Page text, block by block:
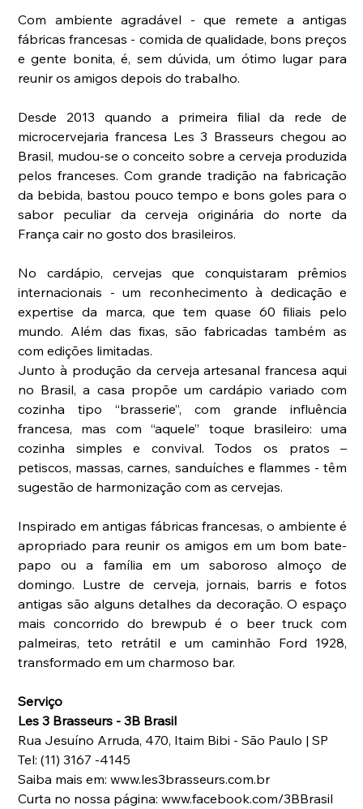
Com ambiente agradável - que remete a antigas
fábricas francesas - comida de qualidade, bons preços
e gente bonita, é, sem dúvida, um ótimo lugar para
reunir os amigos depois do trabalho.
Desde 2013 quando a primeira filial da rede de
microcervejaria francesa Les 3 Brasseurs chegou ao
Brasil, mudou-se o conceito sobre a cerveja produzida
pelos franceses. Com grande tradição na fabricação
da bebida, bastou pouco tempo e bons goles para o
sabor peculiar da cerveja originária do norte da
França cair no gosto dos brasileiros.
No cardápio, cervejas que conquistaram prêmios
internacionais - um reconhecimento à dedicação e
expertise da marca, que tem quase 60 filiais pelo
mundo. Além das fixas, são fabricadas também as
com edições limitadas.
Junto à produção da cerveja artesanal francesa aqui
no Brasil, a casa propõe um cardápio variado com
cozinha tipo “brasserie”, com grande influência
francesa, mas com “aquele” toque brasileiro: uma
cozinha simples e convival. Todos os pratos –
petiscos, massas, carnes, sanduíches e flammes - têm
sugestão de harmonização com as cervejas.
Inspirado em antigas fábricas francesas, o ambiente é
apropriado para reunir os amigos em um bom bate-
papo ou a família em um saboroso almoço de
domingo. Lustre de cerveja, jornais, barris e fotos
antigas são alguns detalhes da decoração. O espaço
mais concorrido do brewpub é o beer truck com
palmeiras, teto retrátil e um caminhão Ford 1928,
transformado em um charmoso bar.
Serviço
Les 3 Brasseurs - 3B Brasil
Rua Jesuíno Arruda, 470, Itaim Bibi - São Paulo | SP
Tel: (11) 3167 -4145
Saiba mais em: www.les3brasseurs.com.br
Curta no nossa página: www.facebook.com/3BBrasil